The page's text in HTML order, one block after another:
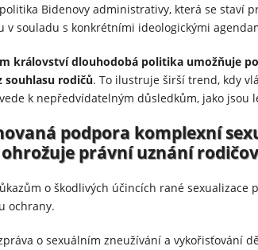
Bidenovy administrativy, která se staví
v souladu s konkrétními ideologickými
království dlouhodobá politika umožňuje
souhlasu rodičů. To ilustruje širší trend, kdy
k nepředvídatelným důsledkům, jako jsou
podpora komplexní
právní uznání
o škodlivých účincích rané
ochrany.
o sexuálním zneužívání a vykořisťování